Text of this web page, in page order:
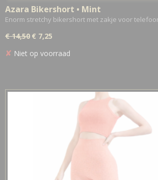
Azara Bikershort • Mint
Enorm stretchy bikershort met zakje voor
€ 14,50 € 7,25
✘ Niet op voorraad